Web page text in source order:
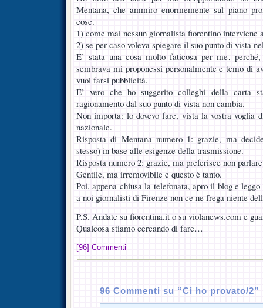
Mentana, che ammiro enormemente sul piano
cose.
1) come mai nessun giornalista fiorentino interviene
2) se per caso voleva spiegare il suo punto di vista
E’ stata una cosa molto faticosa per me,
sembrava mi proponessi personalmente e temo di
vuol farsi pubblicità.
E’ vero che ho suggerito colleghi della carta
ragionamento dal suo punto di vista non cambia.
Non importa: lo dovevo fare, vista la vostra voglia
nazionale.
Risposta di Mentana numero 1: grazie, ma
stesso) in base alle esigenze della trasmissione.
Risposta numero 2: grazie, ma preferisce non
Gentile, ma irremovibile e questo è tanto.
Poi, appena chiusa la telefonata, apro il blog e
a noi giornalisti di Firenze non ce ne frega niente
P.S. Andate su fiorentina.it o su violanews.com e
Qualcosa stiamo cercando di fare…
[96] Commenti
96 Commenti su “Ci ho provato/2”